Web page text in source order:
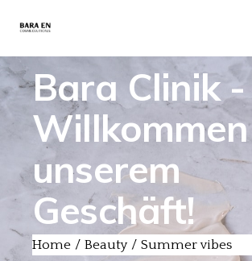
Bara Clinik -
unserem
Geschäft!
Home Beauty Summer vibes